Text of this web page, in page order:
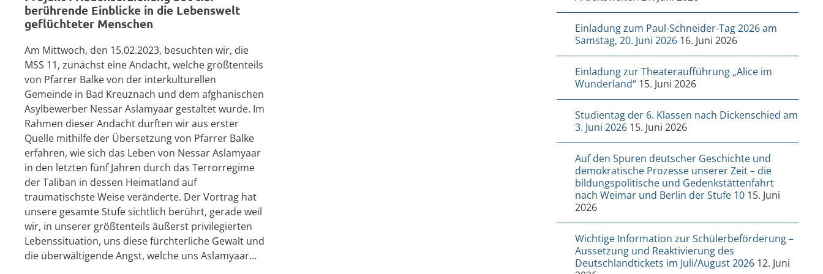
berührende Einblicke in die Lebenswelt
geflüchteter Menschen
Am Mittwoch, den 15.02.2023, besuchten wir, die
MSS 11, zunächst eine Andacht, welche größtenteils
von Pfarrer Balke von der interkulturellen
Gemeinde in Bad Kreuznach und dem afghanischen
Asylbewerber Nessar Aslamyaar gestaltet wurde. Im
Rahmen dieser Andacht durften wir aus erster
Quelle mithilfe der Übersetzung von Pfarrer Balke
erfahren, wie sich das Leben von Nessar Aslamyaar
in den letzten fünf Jahren durch das Terrorregime
der Taliban in dessen Heimatland auf
traumatischste Weise veränderte. Der Vortrag hat
unsere gesamte Stufe sichtlich berührt, gerade weil
wir, in unserer größtenteils äußerst privilegierten
Lebenssituation, uns diese fürchterliche Gewalt und
die überwältigende Angst, welche uns Aslamyaar...
Einladung zum Paul-Schneider-Tag 2026 am
Samstag, 20. Juni 2026 16. Juni 2026
Einladung zur Theateraufführung „Alice im
Wunderland“ 15. Juni 2026
Studientag der 6. Klassen nach Dickenschied am
3. Juni 2026 15. Juni 2026
Auf den Spuren deutscher Geschichte und
demokratische Prozesse unserer Zeit – die
bildungspolitische und Gedenkstättenfahrt
nach Weimar und Berlin der Stufe 10 15. Juni
2026
Wichtige Information zur Schülerbeförderung –
Aussetzung und Reaktivierung des
Deutschlandtickets im Juli/August 2026 12. Juni